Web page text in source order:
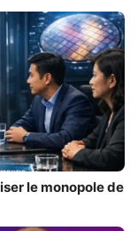
le monopole de